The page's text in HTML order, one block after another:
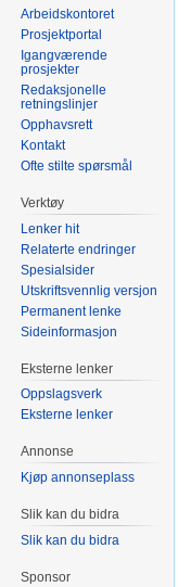
Arbeidskontoret
Prosjektportal
Igangværende
prosjekter
Redaksjonelle
retningslinjer
Opphavsrett
Kontakt
Ofte stilte spørsmål
Verktøy
Lenker hit
Relaterte endringer
Spesialsider
Utskriftsvennlig versjon
Permanent lenke
Sideinformasjon
Eksterne lenker
Oppslagsverk
Eksterne lenker
Annonse
Kjøp annonseplass
Slik kan du bidra
Slik kan du bidra
Sponsor